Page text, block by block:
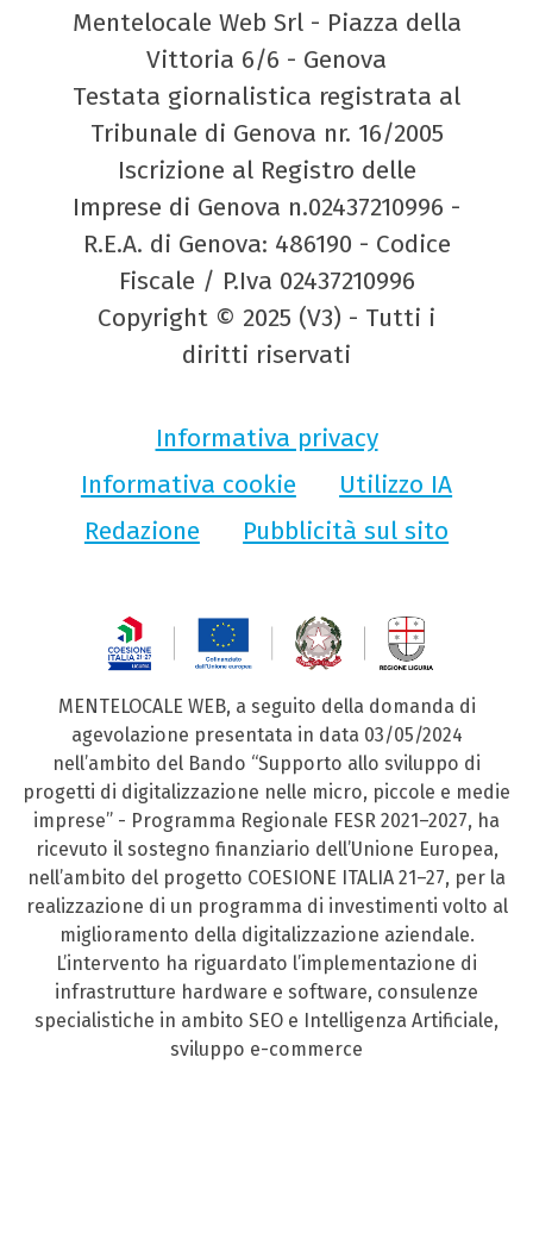
Mentelocale Web Srl - Piazza della
Vittoria 6/6 - Genova
Testata giornalistica registrata al
Tribunale di Genova nr. 16/2005
Iscrizione al Registro delle
Imprese di Genova n.02437210996 -
R.E.A. di Genova: 486190 - Codice
Fiscale / P.Iva 02437210996
Copyright © 2025 (V3) - Tutti i
diritti riservati
Informativa privacy
Informativa cookie
Utilizzo IA
Redazione
Pubblicità sul sito
MENTELOCALE WEB, a seguito della domanda di
agevolazione presentata in data 03/05/2024
nell’ambito del Bando “Supporto allo sviluppo di
progetti di digitalizzazione nelle micro, piccole e medie
imprese” - Programma Regionale FESR 2021–2027, ha
ricevuto il sostegno finanziario dell’Unione Europea,
nell’ambito del progetto COESIONE ITALIA 21–27, per la
realizzazione di un programma di investimenti volto al
miglioramento della digitalizzazione aziendale.
L’intervento ha riguardato l’implementazione di
infrastrutture hardware e software, consulenze
specialistiche in ambito SEO e Intelligenza Artificiale,
sviluppo e-commerce